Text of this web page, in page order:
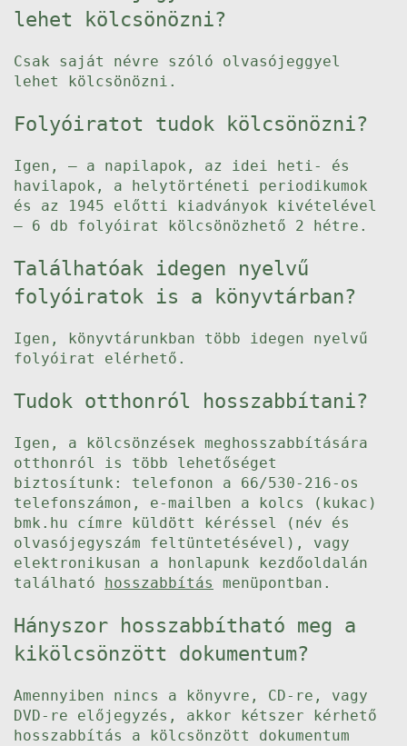
lehet kölcsönözni?
Csak saját névre szóló olvasójeggyel
lehet kölcsönözni.
Folyóiratot tudok kölcsönözni?
Igen, – a napilapok, az idei heti- és
havilapok, a helytörténeti periodikumok
és az 1945 előtti kiadványok kivételével
– 6 db folyóirat kölcsönözhető 2 hétre.
Találhatóak idegen nyelvű
folyóiratok is a könyvtárban?
Igen, könyvtárunkban több idegen nyelvű
folyóirat elérhető.
Tudok otthonról hosszabbítani?
Igen, a kölcsönzések meghosszabbítására
otthonról is több lehetőséget
biztosítunk: telefonon a 66/530-216-os
telefonszámon, e-mailben a kolcs (kukac)
bmk.hu címre küldött kéréssel (név és
olvasójegyszám feltüntetésével), vagy
elektronikusan a honlapunk kezdőoldalán
található hosszabbítás menüpontban.
Hányszor hosszabbítható meg a
kikölcsönzött dokumentum?
Amennyiben nincs a könyvre, CD-re, vagy
DVD-re előjegyzés, akkor kétszer kérhető
hosszabbítás a kölcsönzött dokumentum